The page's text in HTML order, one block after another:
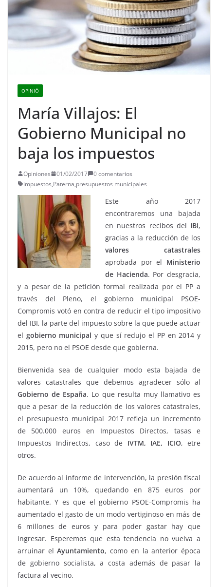
OPINIÓ
María Villajos: El
Gobierno Municipal no
baja los impuestos
Opiniones 01/02/2017
0 comentarios
impuestos,Paterna,presupuestos municipales
Este año 2017
encontraremos una bajada
en nuestros recibos del IBI,
gracias a la reducción de los
valores catastrales
aprobada por el Ministerio
de Hacienda. Por desgracia,
y a pesar de la petición formal realizada por el PP a
través del Pleno, el gobierno municipal PSOE-
Compromis votó en contra de reducir el tipo impositivo
del IBI, la parte del impuesto sobre la que puede actuar
el gobierno municipal y que sí redujo el PP en 2014 y
2015, pero no el PSOE desde que gobierna.
Bienvenida sea de cualquier modo esta bajada de
valores catastrales que debemos agradecer sólo al
Gobierno de España. Lo que resulta muy llamativo es
que a pesar de la reducción de los valores catastrales,
el presupuesto municipal 2017 refleja un incremento
de 500.000 euros en Impuestos Directos, tasas e
Impuestos Indirectos, caso de IVTM, IAE, ICIO, etre
otros.
De acuerdo al informe de intervención, la presión fiscal
aumentará un 10%, quedando en 875 euros por
habitante. Y es que el gobierno PSOE-Compromis ha
aumentado el gasto de un modo vertiginoso en más de
6 millones de euros y para poder gastar hay que
ingresar. Esperemos que esta tendencia no vuelva a
arruinar elAyuntamiento, como en la anterior época
de gobierno socialista, a costa además de pasar la
factura al vecino.